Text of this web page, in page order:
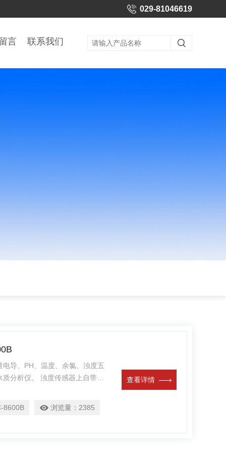
029-81046619
言 联系我们
导、PH、温度、余氯、浊度五
分析仪。 浊度传感器上自带刮
8600B 浏览量： 2385
查看详情